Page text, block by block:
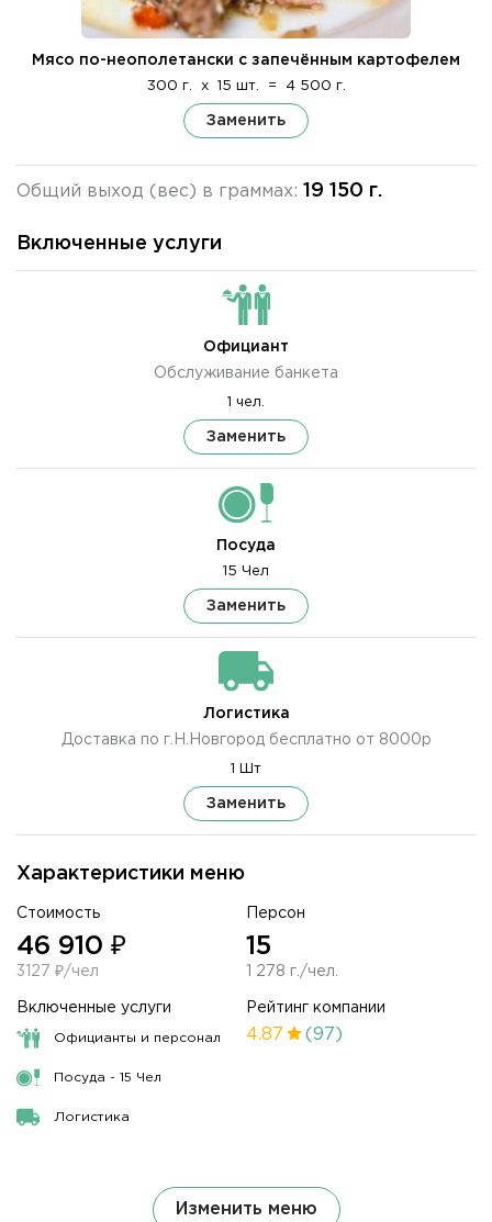
Характеристики меню
Стоимость
46 910 ₽
3127 ₽/чел
Персон
15
1 278 г./чел.
Включенные услуги
Официанты и персонал
Посуда - 15 Чел
Логистика
Рейтинг компании
4.87 (97)
Мясо по-неополетански с запечённым картофелем
300 г. x 15 шт. = 4 500 г.
Заменить
Общий выход (вес) в граммах: 19 150 г.
Изменить меню
Включенные услуги
Официант
Обслуживание банкета
1 чел.
Заменить
Посуда
15 Чел
Заменить
Логистика
Доставка по г.Н.Новгород бесплатно от 8000р
1 Шт
Заменить